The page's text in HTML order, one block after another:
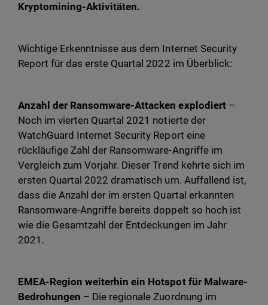
Kryptomining-Aktivitäten.
Wichtige Erkenntnisse aus dem Internet Security
Report für das erste Quartal 2022 im Überblick:
Anzahl der Ransomware-Attacken explodiert–
Noch im vierten Quartal 2021 notierte der
WatchGuard Internet Security Report eine
rückläufige Zahl der Ransomware-Angriffe im
Vergleich zum Vorjahr. Dieser Trend kehrte sich im
ersten Quartal 2022 dramatisch um. Auffallend ist,
dass die Anzahl der im ersten Quartal erkannten
Ransomware-Angriffe bereits doppelt so hoch ist
wie die Gesamtzahl der Entdeckungen im Jahr
2021.
EMEA-Region weiterhin ein Hotspot für Malware-
Bedrohungen – Die regionale Zuordnung im